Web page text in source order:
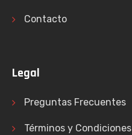
Contacto
Legal
Preguntas Frecuentes
Términos y Condiciones